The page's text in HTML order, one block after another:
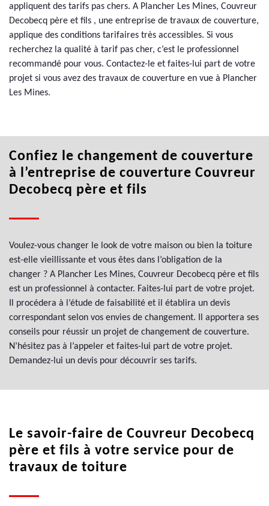
appliquent des tarifs pas chers. A Plancher Les Mines, Couvreur
Decobecq père et fils , une entreprise de travaux de couverture,
applique des conditions tarifaires très accessibles. Si vous
recherchez la qualité à tarif pas cher, c’est le professionnel
recommandé pour vous. Contactez-le et faites-lui part de votre
projet si vous avez des travaux de couverture en vue à Plancher
Les Mines.
Confiez le changement de couverture
à l’entreprise de couverture Couvreur
Decobecq père et fils
Voulez-vous changer le look de votre maison ou bien la toiture
est-elle vieillissante et vous êtes dans l’obligation de la
changer ? A Plancher Les Mines, Couvreur Decobecq père et fils
est un professionnel à contacter. Faites-lui part de votre projet.
Il procédera à l’étude de faisabilité et il établira un devis
correspondant selon vos envies de changement. Il apportera ses
conseils pour réussir un projet de changement de couverture.
N’hésitez pas à l’appeler et faites-lui part de votre projet.
Demandez-lui un devis pour découvrir ses tarifs.
Le savoir-faire de Couvreur Decobecq
père et fils à votre service pour de
travaux de toiture